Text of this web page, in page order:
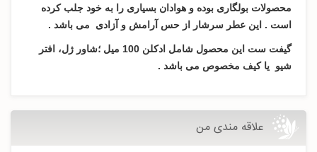
محصولات بولگاری بوده و هوادان بسیاری را به خود جلب کرده
است . این عطر سرشار از حس آرامش و آزادی می باشد .
گیفت ست این محصول شامل ادکلن 100 میل ؛شاور ژل، افتر
شیو یا کیف مخصوص می باشد .
علاقه مندی من